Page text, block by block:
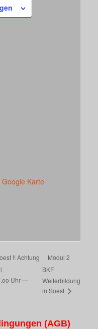
Google Karte
!! Achtung
Uhr —
Modul 2
BKF
Weiterbildung
in Soest
(AGB)